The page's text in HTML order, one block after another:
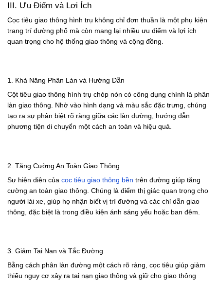
III. Ưu Điểm và Lợi Ích
Cọc tiêu giao thông hình trụ không chỉ đơn thuần là một phụ kiện
trang trí đường phố mà còn mang lại nhiều ưu điểm và lợi ích
quan trọng cho hệ thống giao thông và cộng đồng.
1. Khả Năng Phân Làn và Hướng Dẫn
Cột tiêu giao thông hình trụ chóp nón có công dụng chính là phân
làn giao thông. Nhờ vào hình dạng và màu sắc đặc trưng, chúng
tạo ra sự phân biệt rõ ràng giữa các làn đường, hướng dẫn
phương tiện di chuyển một cách an toàn và hiệu quả.
2. Tăng Cường An Toàn Giao Thông
Sự hiện diện của cọc tiêu giao thông bền trên đường giúp tăng
cường an toàn giao thông. Chúng là điểm thị giác quan trọng cho
người lái xe, giúp họ nhận biết vị trí đường và các chỉ dẫn giao
thông, đặc biệt là trong điều kiện ánh sáng yếu hoặc ban đêm.
3. Giảm Tai Nạn và Tắc Đường
Bằng cách phân làn đường một cách rõ ràng, cọc tiêu giúp giảm
thiểu nguy cơ xảy ra tai nạn giao thông và giữ cho giao thông